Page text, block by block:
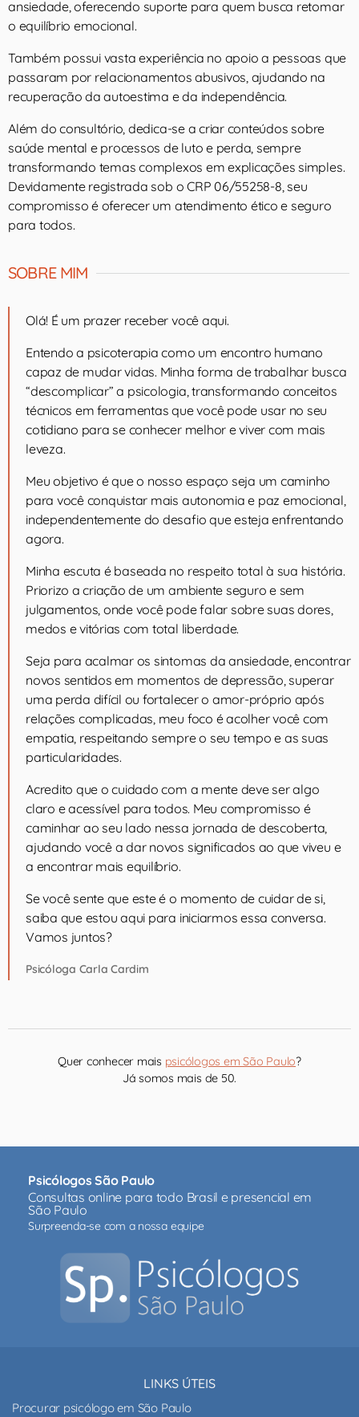
ansiedade, oferecendo suporte para quem busca retomar
o equilíbrio emocional.
Também possui vasta experiência no apoio a pessoas que
passaram por relacionamentos abusivos, ajudando na
recuperação da autoestima e da independência.
Além do consultório, dedica-se a criar conteúdos sobre
saúde mental e processos de luto e perda, sempre
transformando temas complexos em explicações simples.
Devidamente registrada sob o CRP 06/55258-8, seu
compromisso é oferecer um atendimento ético e seguro
para todos.
SOBRE MIM
Olá! É um prazer receber você aqui.
Entendo a psicoterapia como um encontro humano
capaz de mudar vidas. Minha forma de trabalhar busca
“descomplicar” a psicologia, transformando conceitos
técnicos em ferramentas que você pode usar no seu
cotidiano para se conhecer melhor e viver com mais
leveza.
Meu objetivo é que o nosso espaço seja um caminho
para você conquistar mais autonomia e paz emocional,
independentemente do desafio que esteja enfrentando
agora.
Minha escuta é baseada no respeito total à sua história.
Priorizo a criação de um ambiente seguro e sem
julgamentos, onde você pode falar sobre suas dores,
medos e vitórias com total liberdade.
Seja para acalmar os sintomas da ansiedade, encontrar
novos sentidos em momentos de depressão, superar
uma perda difícil ou fortalecer o amor-próprio após
relações complicadas, meu foco é acolher você com
empatia, respeitando sempre o seu tempo e as suas
particularidades.
Acredito que o cuidado com a mente deve ser algo
claro e acessível para todos. Meu compromisso é
caminhar ao seu lado nessa jornada de descoberta,
ajudando você a dar novos significados ao que viveu e
a encontrar mais equilíbrio.
Se você sente que este é o momento de cuidar de si,
saiba que estou aqui para iniciarmos essa conversa.
Vamos juntos?
Psicóloga Carla Cardim
Quer conhecer mais psicólogos em São Paulo?
Já somos mais de 50.
Psicólogos São Paulo
Consultas online para todo Brasil e presencial em
São Paulo
Surpreenda-se com a nossa equipe
LINKS ÚTEIS
Procurar psicólogo em São Paulo